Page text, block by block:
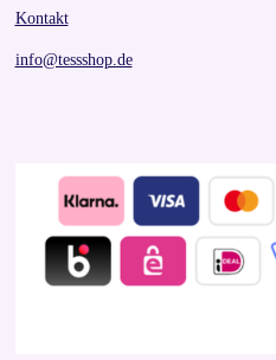
Kontakt
info@tessshop.de